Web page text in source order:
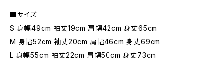
■サイズ
S 身幅49cm 袖丈19cm 肩幅42cm 身丈65cm
M 身幅52cm 袖丈20cm 肩幅46cm 身丈69cm
L 身幅55cm 袖丈22cm 肩幅50cm 身丈73cm